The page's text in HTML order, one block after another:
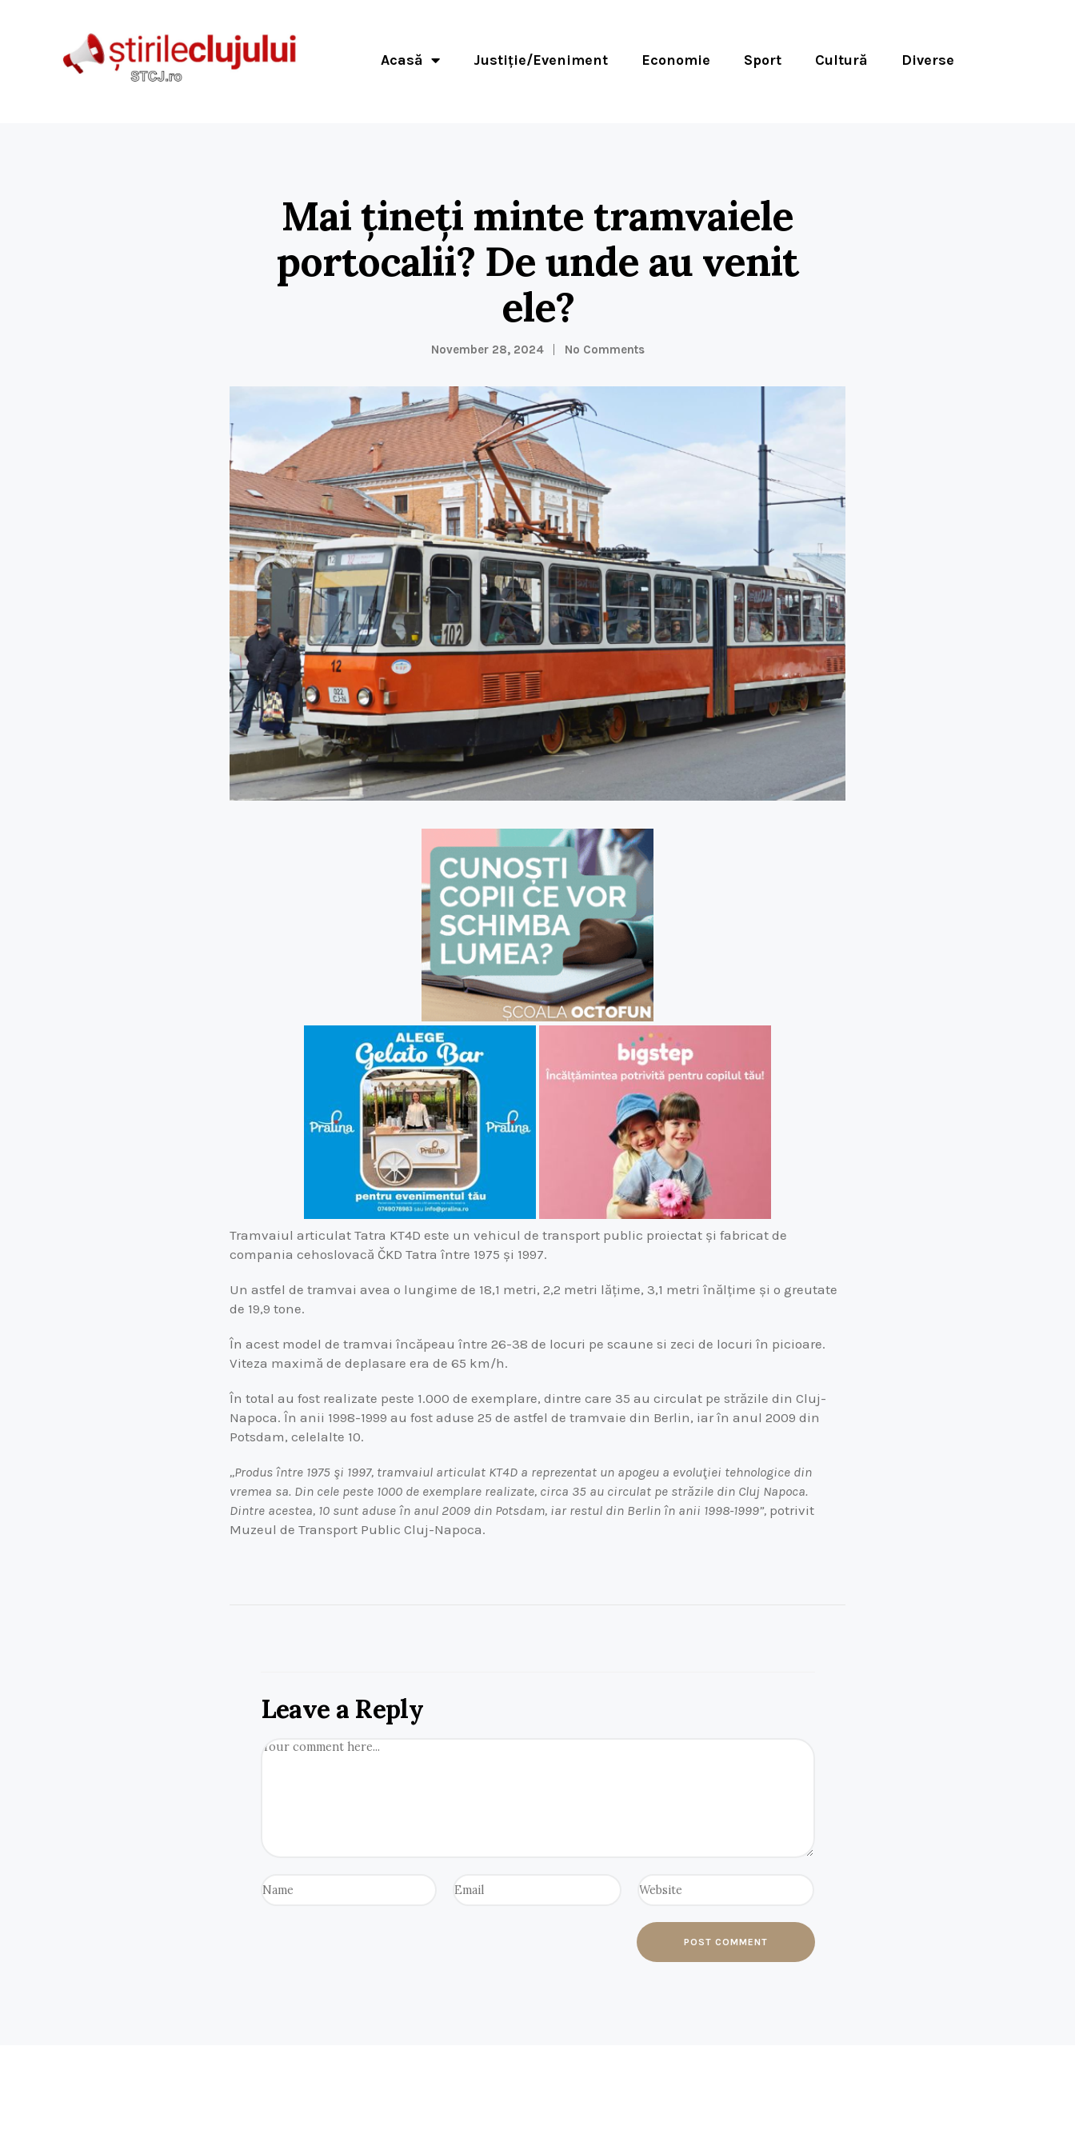
Acasă Justiție/Eveniment Economie Sport Cultură Diverse
Mai țineți minte tramvaiele
portocalii? De unde au venit
ele?
November 28, 2024 No Comments
Tramvaiul articulat Tatra KT4D este un vehicul de transport public proiectat și fabricat de
compania cehoslovacă ČKD Tatra între 1975 și 1997.
Un astfel de tramvai avea o lungime de 18,1 metri, 2,2 metri lățime, 3,1 metri înălțime și o greutate
de 19,9 tone.
În acest model de tramvai încăpeau între 26-38 de locuri pe scaune si zeci de locuri în picioare.
Viteza maximă de deplasare era de 65 km/h.
În total au fost realizate peste 1.000 de exemplare, dintre care 35 au circulat pe străzile din Cluj-
Napoca. În anii 1998-1999 au fost aduse 25 de astfel de tramvaie din Berlin, iar în anul 2009 din
Potsdam, celelalte 10.
,,Produs între 1975 şi 1997, tramvaiul articulat KT4D a reprezentat un apogeu a evoluţiei tehnologice din
vremea sa. Din cele peste 1000 de exemplare realizate, circa 35 au circulat pe străzile din Cluj Napoca.
Dintre acestea, 10 sunt aduse în anul 2009 din Potsdam, iar restul din Berlin în anii 1998-1999”, potrivit
Muzeul de Transport Public Cluj-Napoca.
Leave a Reply